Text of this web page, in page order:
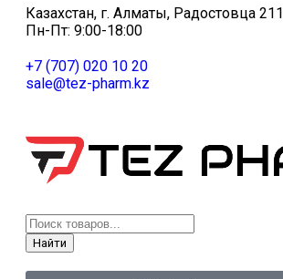
Казахстан, г. Алматы, Радостовца 211
Пн-Пт: 9:00-18:00
+7 (707) 020 10 20
sale@tez-pharm.kz
Найти